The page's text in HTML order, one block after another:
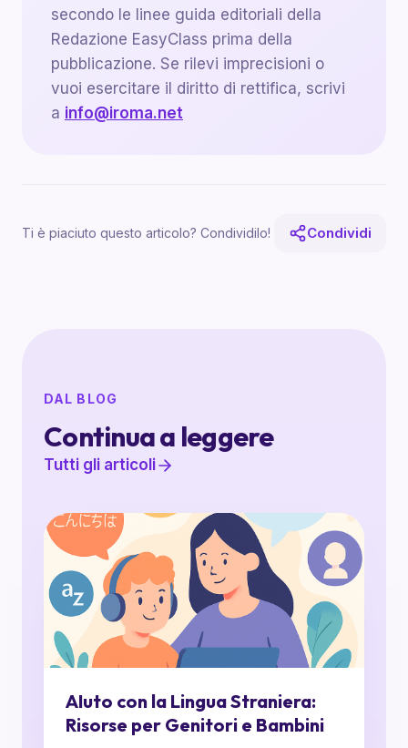
secondo le linee guida editoriali della
Redazione EasyClass prima della
pubblicazione. Se rilevi imprecisioni o
vuoi esercitare il diritto di rettifica, scrivi
a info@iroma.net
Ti è piaciuto questo articolo? Condividilo! Condividi
DAL BLOG
Continua a leggere
Tutti gli articoli
AIuto con la Lingua Straniera:
Risorse per Genitori e Bambini